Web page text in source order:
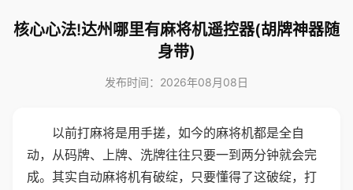
核心心法!达州哪里有麻将机遥控器(胡牌神器随
身带)
发布时间：2026年08月08日
以前打麻将是用手搓，如今的麻将机都是全自
动，从码牌、上牌、洗牌往往只要一到两分钟就会完
成。其实自动麻将机有破绽，只要懂得了这破绽，打